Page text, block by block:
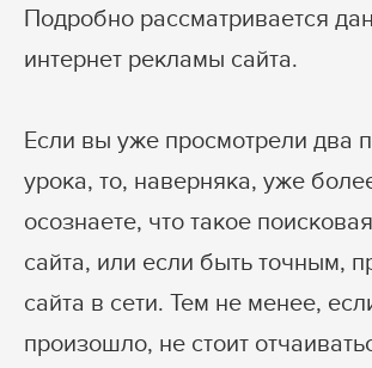
Подробно рассматривается
интернет рекламы сайта.
Если вы уже просмотрели два
урока, то, наверняка, уже
осознаете, что такое
сайта, или если быть точным,
сайта в сети. Тем не менее,
произошло, не стоит